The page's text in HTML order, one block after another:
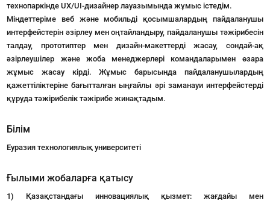
технопаркінде UX/UI-дизайнер лауазымында жұмыс істедім.
Міндеттеріме веб және мобильді қосымшалардың пайдаланушы
интерфейстерін әзірлеу мен оңтайландыру, пайдаланушы тәжірибесін
талдау, прототиптер мен дизайн-макеттерді жасау, сондай-ақ
әзірлеушілер және жоба менеджерлері командаларымен өзара
жұмыс жасау кірді. Жұмыс барысында пайдаланушылардың
қажеттіліктеріне бағытталған ыңғайлы әрі заманауи интерфейстерді
құруда тәжірибелік тәжірибе жинақтадым.
Білім
Еуразия технологиялық университеті
Ғылыми жобаларға қатысу
1) Қазақстандағы инновациялық қызмет: жағдайы мен